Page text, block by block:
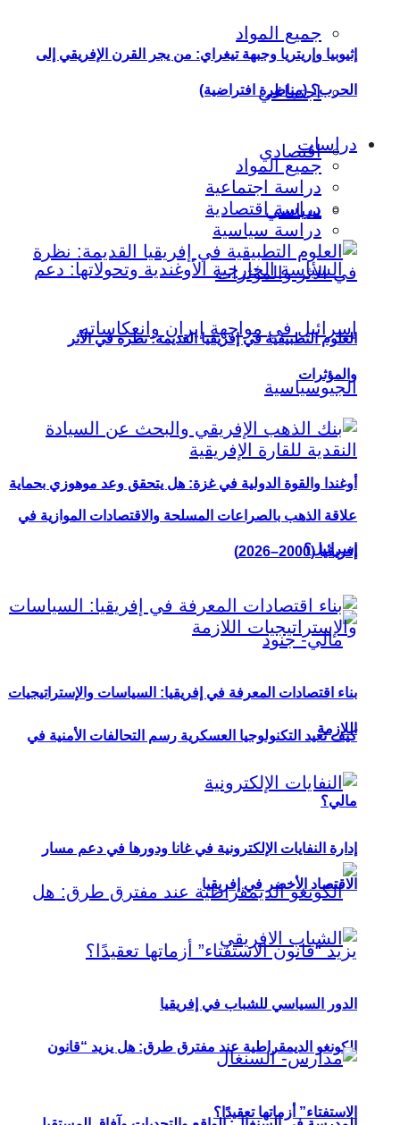
جميع المواد
اجتماعي
اقتصادي
سياسي
أوغندا والقوة الدولية في غزة: هل يتحقق وعد موهوزي بحماية
إسرائيل؟
كيف تعيد التكنولوجيا العسكرية رسم التحالفات الأمنية في
مالي؟
الكونغو الديمقراطية عند مفترق طرق: هل يزيد “قانون
الاستفتاء” أزماتها تعقيدًا؟
إثيوبيا وإريتريا وجبهة تيغراي: من يجر القرن الإفريقي إلى
الحرب؟ (مناظرة افتراضية)
دراسات
جميع المواد
دراسة اجتماعية
دراسة اقتصادية
دراسة سياسية
العلوم التطبيقية في إفريقيا القديمة: نظرة في الأثر
والمؤثرات
علاقة الذهب بالصراعات المسلحة والاقتصادات الموازية في
إفريقيا (2000–2026)
بناء اقتصادات المعرفة في إفريقيا: السياسات والإستراتيجيات
اللازمة
إدارة النفايات الإلكترونية في غانا ودورها في دعم مسار
الاقتصاد الأخضر في إفريقيا
الدور السياسي للشباب في إفريقيا